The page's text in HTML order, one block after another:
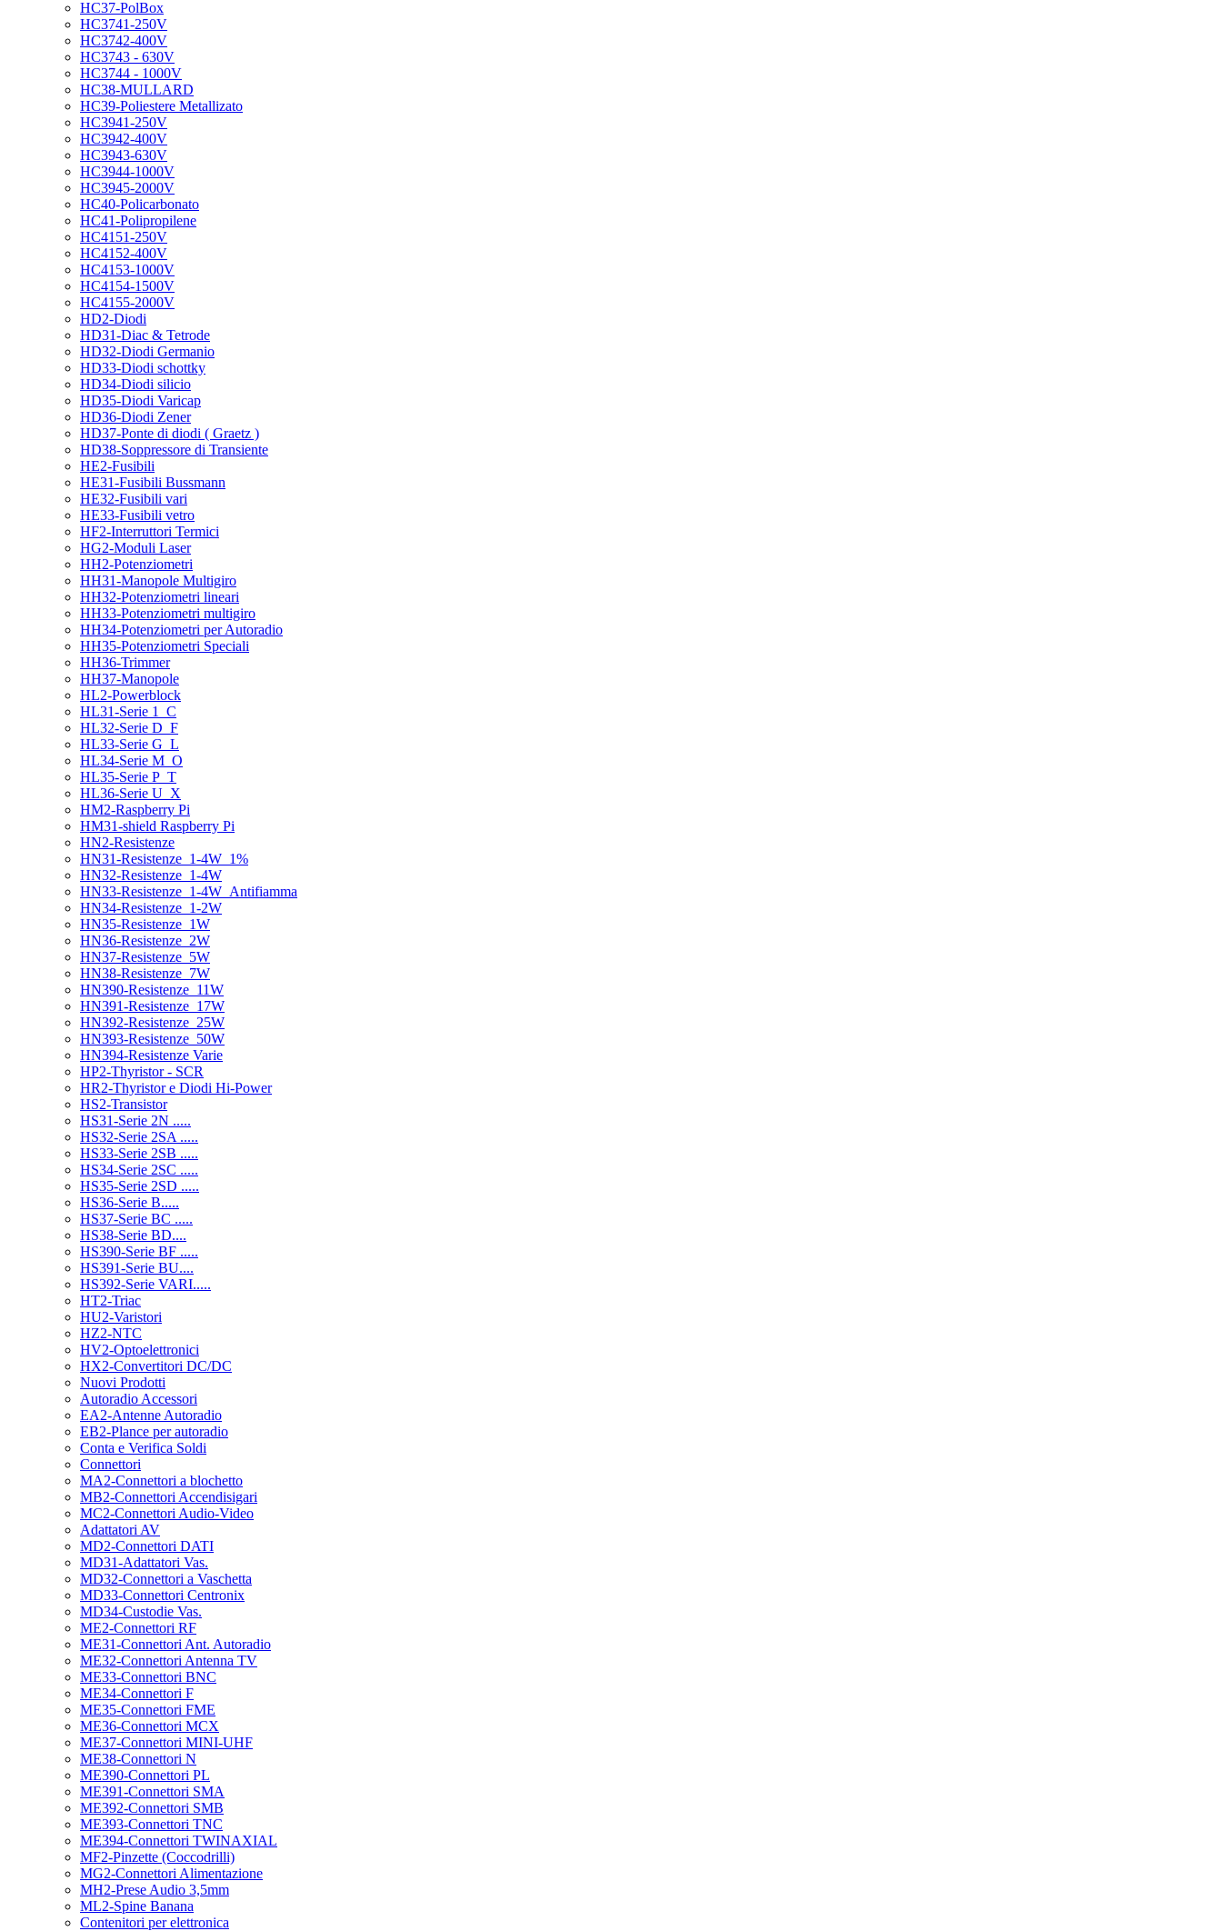
HC37-PolBox
HC3741-250V
HC3742-400V
HC3743 - 630V
HC3744 - 1000V
HC38-MULLARD
HC39-Poliestere Metallizato
HC3941-250V
HC3942-400V
HC3943-630V
HC3944-1000V
HC3945-2000V
HC40-Policarbonato
HC41-Polipropilene
HC4151-250V
HC4152-400V
HC4153-1000V
HC4154-1500V
HC4155-2000V
HD2-Diodi
HD31-Diac & Tetrode
HD32-Diodi Germanio
HD33-Diodi schottky
HD34-Diodi silicio
HD35-Diodi Varicap
HD36-Diodi Zener
HD37-Ponte di diodi ( Graetz )
HD38-Soppressore di Transiente
HE2-Fusibili
HE31-Fusibili Bussmann
HE32-Fusibili vari
HE33-Fusibili vetro
HF2-Interruttori Termici
HG2-Moduli Laser
HH2-Potenziometri
HH31-Manopole Multigiro
HH32-Potenziometri lineari
HH33-Potenziometri multigiro
HH34-Potenziometri per Autoradio
HH35-Potenziometri Speciali
HH36-Trimmer
HH37-Manopole
HL2-Powerblock
HL31-Serie 1_C
HL32-Serie D_F
HL33-Serie G_L
HL34-Serie M_O
HL35-Serie P_T
HL36-Serie U_X
HM2-Raspberry Pi
HM31-shield Raspberry Pi
HN2-Resistenze
HN31-Resistenze_1-4W_1%
HN32-Resistenze_1-4W
HN33-Resistenze_1-4W_Antifiamma
HN34-Resistenze_1-2W
HN35-Resistenze_1W
HN36-Resistenze_2W
HN37-Resistenze_5W
HN38-Resistenze_7W
HN390-Resistenze_11W
HN391-Resistenze_17W
HN392-Resistenze_25W
HN393-Resistenze_50W
HN394-Resistenze Varie
HP2-Thyristor - SCR
HR2-Thyristor e Diodi Hi-Power
HS2-Transistor
HS31-Serie 2N .....
HS32-Serie 2SA .....
HS33-Serie 2SB .....
HS34-Serie 2SC .....
HS35-Serie 2SD .....
HS36-Serie B.....
HS37-Serie BC .....
HS38-Serie BD....
HS390-Serie BF .....
HS391-Serie BU....
HS392-Serie VARI.....
HT2-Triac
HU2-Varistori
HZ2-NTC
HV2-Optoelettronici
HX2-Convertitori DC/DC
Nuovi Prodotti
Autoradio Accessori
EA2-Antenne Autoradio
EB2-Plance per autoradio
Conta e Verifica Soldi
Connettori
MA2-Connettori a blochetto
MB2-Connettori Accendisigari
MC2-Connettori Audio-Video
Adattatori AV
MD2-Connettori DATI
MD31-Adattatori Vas.
MD32-Connettori a Vaschetta
MD33-Connettori Centronix
MD34-Custodie Vas.
ME2-Connettori RF
ME31-Connettori Ant. Autoradio
ME32-Connettori Antenna TV
ME33-Connettori BNC
ME34-Connettori F
ME35-Connettori FME
ME36-Connettori MCX
ME37-Connettori MINI-UHF
ME38-Connettori N
ME390-Connettori PL
ME391-Connettori SMA
ME392-Connettori SMB
ME393-Connettori TNC
ME394-Connettori TWINAXIAL
MF2-Pinzette (Coccodrilli)
MG2-Connettori Alimentazione
MH2-Prese Audio 3,5mm
ML2-Spine Banana
Contenitori per elettronica